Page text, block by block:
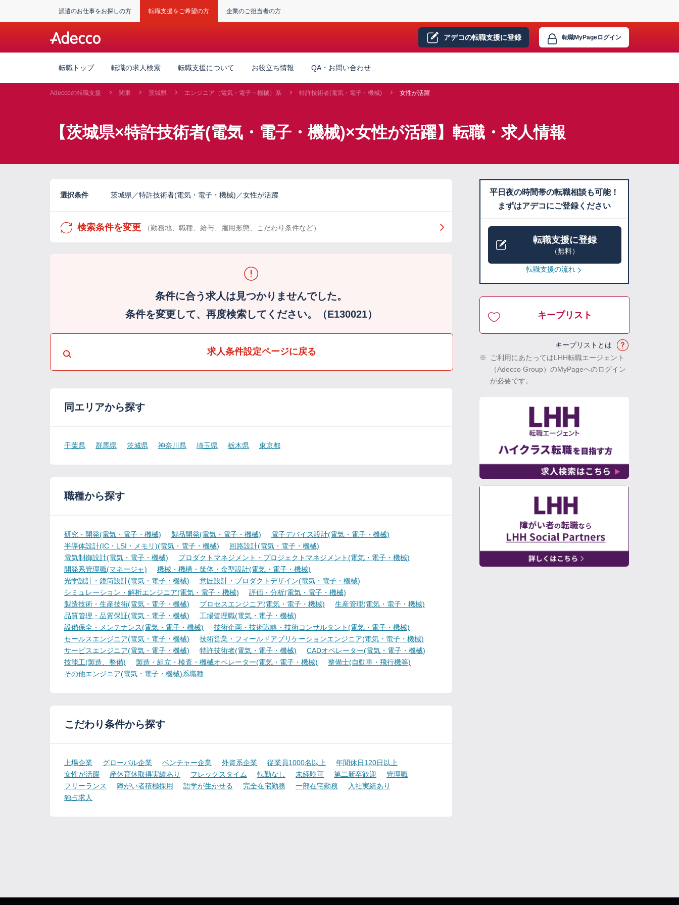
派遣のお仕事をお探しの方 転職支援をご希望の方 企業のご担当者の方
アデコの転職支援に登録 転職MyPageログイン
転職トップ 転職の求人検索 転職支援について お役立ち情報 QA・お問い合わせ
Adeccoの転職支援 関東 茨城県 エンジニア（電気・電子・機械）系 特許技術者(電気・電子・機械) 女性が活躍
【茨城県×特許技術者(電気・電子・機械)×女性が活躍】転職・求人情報
選択条件 茨城県／特許技術者(電気・電子・機械)／女性が活躍
検索条件を変更 （勤務地、職種、給与、雇用形態、こだわり条件など）
条件に合う求人は見つかりませんでした。
条件を変更して、再度検索してください。（E130021）
求人条件設定ページに戻る
同エリアから探す
千葉県 群馬県 茨城県 神奈川県 埼玉県 栃木県 東京都
職種から探す
研究・開発(電気・電子・機械) 製品開発(電気・電子・機械)
電子デバイス設計(電気・電子・機械)
半導体設計(IC・LSI・メモリ)(電気・電子・機械)
回路設計(電気・電子・機械)
電気制御設計(電気・電子・機械)
プロダクトマネジメント・プロジェクトマネジメント(電気・電子・機械)
開発系管理職(マネージャ)
機械・機構・筐体・金型設計(電気・電子・機械)
光学設計・鏡筒設計(電気・電子・機械)
意匠設計・プロダクトデザイン(電気・電子・機械)
シミュレーション・解析エンジニア(電気・電子・機械)
評価・分析(電気・電子・機械)
製造技術・生産技術(電気・電子・機械)
プロセスエンジニア(電気・電子・機械)
生産管理(電気・電子・機械)
品質管理・品質保証(電気・電子・機械)
工場管理職(電気・電子・機械)
設備保全・メンテナンス(電気・電子・機械)
技術企画・技術戦略・技術コンサルタント(電気・電子・機械)
セールスエンジニア(電気・電子・機械)
技術営業・フィールドアプリケーションエンジニア(電気・電子・機械)
サービスエンジニア(電気・電子・機械)
特許技術者(電気・電子・機械)
CADオペレーター(電気・電子・機械)
技能工(製造、整備)
製造・組立・検査・機械オペレーター(電気・電子・機械)
整備士(自動車・飛行機等)
その他エンジニア(電気・電子・機械)系職種
こだわり条件から探す
上場企業 グローバル企業 ベンチャー企業 外資系企業 従業員1000名以上
年間休日120日以上
女性が活躍
産休育休取得実績あり フレックスタイム 転勤なし 未経験可 第二新卒歓迎
管理職
フリーランス
障がい者積極採用 語学が生かせる 完全在宅勤務 一部在宅勤務
入社実績あり
独占求人
平日夜の時間帯の転職相談も可能！
まずはアデコにご登録ください
転職支援に登録
（無料）
転職支援の流れ
キープリスト
キープリストとは
※
ご利用にあたってはLHH転職エージェント
（Adecco Group）のMyPageへのログイン
が必要です。